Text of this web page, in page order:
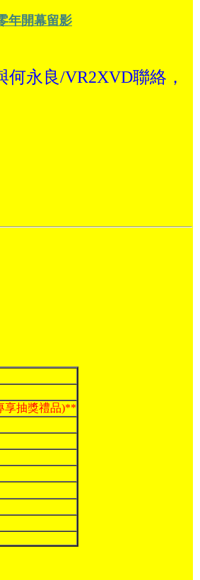
年開幕留影
何永良/VR2XVD聯絡，
抽獎禮品)**